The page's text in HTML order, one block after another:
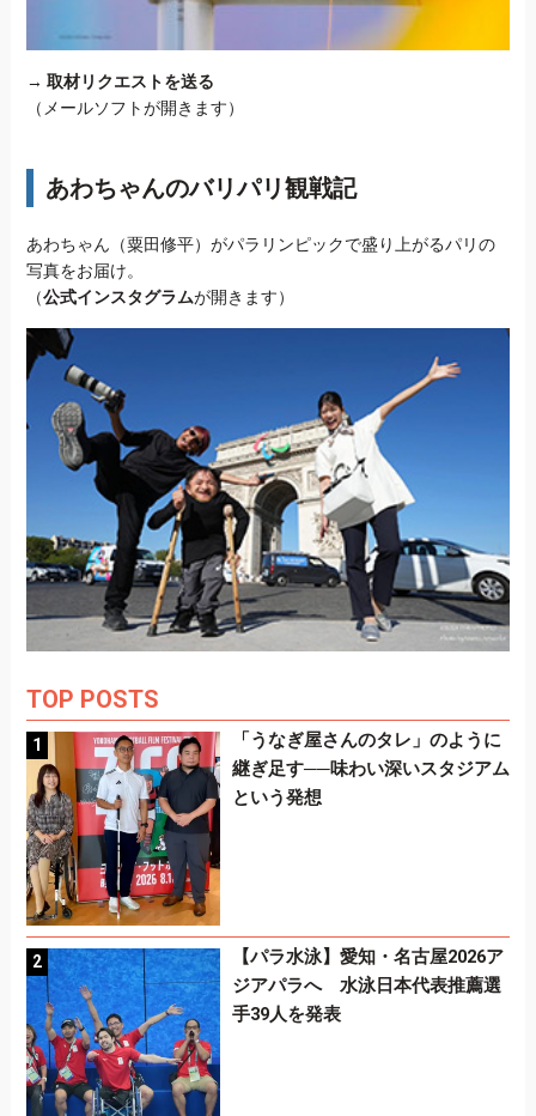
→ 取材リクエストを送る
（メールソフトが開きます）
あわちゃんのバリパリ観戦記
あわちゃん（粟田修平）がパラリンピックで盛り上がるパリの
写真をお届け。
（公式インスタグラムが開きます）
TOP POSTS
「うなぎ屋さんのタレ」のように
継ぎ足す──味わい深いスタジアム
という発想
【パラ水泳】愛知・名古屋2026ア
ジアパラへ 水泳日本代表推薦選
手39人を発表